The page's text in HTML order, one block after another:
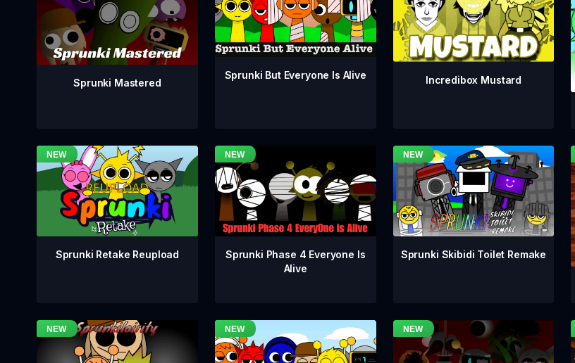
Sprunki Mastered
Sprunki But Everyone Is Alive Incredibox Mustard
Sprunki Retake Reupload
Sprunki Phase 4 Everyone Is
Alive
Sprunki Skibidi Toilet Remake